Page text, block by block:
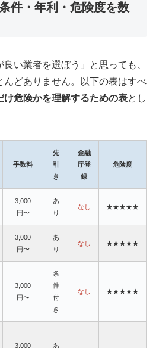
件・年利・危険度を数
い業者を選ぼう」と思っても、
んどありません。以下の表はすべ
け危険かを理解するための表とし
手数料
先
引
き
金融
庁登
録
危険度
3,000
円〜
あ
り
なし ★★★★★
3,000
円〜
あ
り
なし ★★★★★
3,000
円〜
条
件
付
き
なし ★★★★★
3,000
あ